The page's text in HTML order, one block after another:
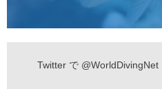
Twitter で @WorldDivingNet